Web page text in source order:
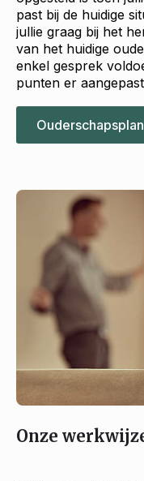
past bij de huidige
jullie graag bij het
van het huidige
enkel gesprek
punten er
Ouderschapsplan
Onze